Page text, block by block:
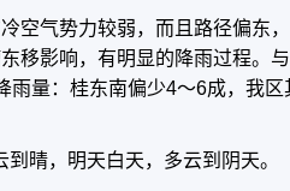
空气势力较弱，而且路径偏东
移影响，有明显的降雨过程。
量：桂东南偏少4～6成，我区
晴，明天白天，多云到阴天。